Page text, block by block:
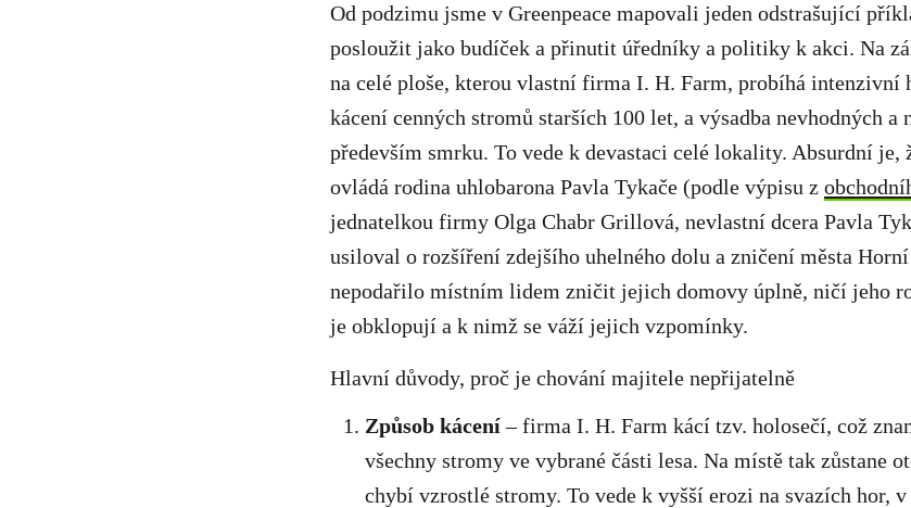
Od podzimu jsme v Greenpeace mapovali jeden odstrašující
posloužit jako budíček a přinutit úředníky a politiky k akci. Na
na celé ploše, kterou vlastní firma I. H. Farm, probíhá intenzivní
kácení cenných stromů starších 100 let, a výsadba nevhodných a
především smrku. To vede k devastaci celé lokality. Absurdní je,
ovládá rodina uhlobarona Pavla Tykače (podle výpisu z
jednatelkou firmy Olga Chabr Grillová, nevlastní dcera Pavla
usiloval o rozšíření zdejšího uhelného dolu a zničení města
nepodařilo místním lidem zničit jejich domovy úplně, ničí jeho
je obklopují a k nimž se váží jejich vzpomínky.
Hlavní důvody, proč je chování majitele nepřijatelně
Způsob kácení– firma I. H. Farm kácí tzv. holosečí, což
všechny stromy ve vybrané části lesa. Na místě tak zůstane
chybí vzrostlé stromy. To vede k vyšší erozi na svazích hor,